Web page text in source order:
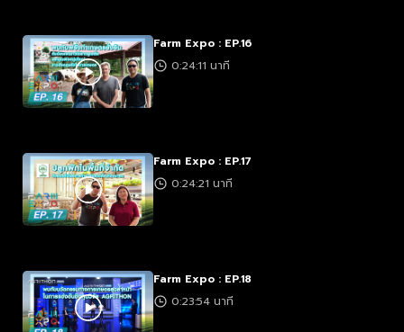
Farm Expo : EP.16
0:24:11 นาที
Farm Expo : EP.17
0:24:21 นาที
Farm Expo : EP.18
0:23:54 นาที